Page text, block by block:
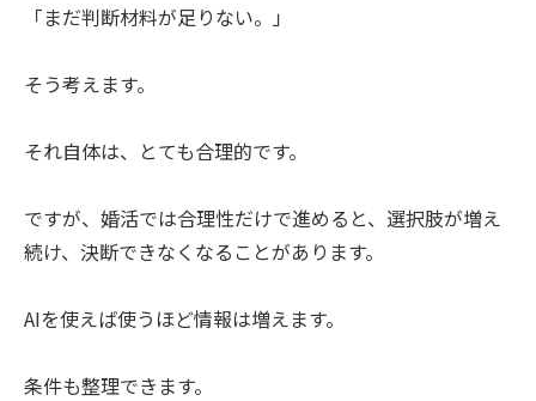
「まだ判断材料が足りない。」
そう考えます。
それ自体は、とても合理的です。
ですが、婚活では合理性だけで進めると、選択肢が増え
続け、決断できなくなることがあります。
AIを使えば使うほど情報は増えます。
条件も整理できます。